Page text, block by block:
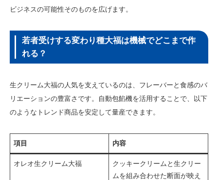
ビジネスの可能性そのものを広げます。
若者受けする変わり種大福は機械でどこまで作
れる？
生クリーム大福の人気を支えているのは、フレーバーと食感のバ
リエーションの豊富さです。自動包餡機を活用することで、以下
のようなトレンド商品を安定して量産できます。
項目 内容
オレオ生クリーム大福
クッキークリームと生クリー
ムを組み合わせた断面が映え